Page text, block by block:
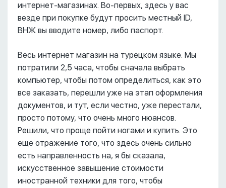
интернет-магазинах. Во-первых, здесь у вас
везде при покупке будут просить местный ID,
ВНЖ вы вводите номер, либо паспорт.
Весь интернет магазин на турецком языке. Мы
потратили 2,5 часа, чтобы сначала выбрать
компьютер, чтобы потом определиться, как это
все заказать, перешли уже на этап оформления
документов, и тут, если честно, уже перестали,
просто потому, что очень много нюансов.
Решили, что проще пойти ногами и купить. Это
еще отражение того, что здесь очень сильно
есть направленность на, я бы сказала,
искусственное завышение стоимости
иностранной техники для того, чтобы